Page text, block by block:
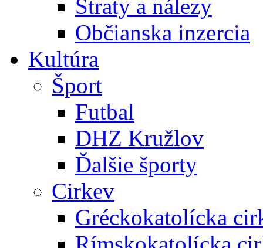
Straty a nálezy
Občianska inzercia
Kultúra
Šport
Futbal
DHZ Kružlov
Ďalšie športy
Cirkev
Gréckokatolícka